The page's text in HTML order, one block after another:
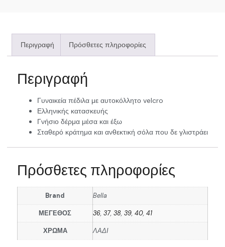
Περιγραφή Πρόσθετες πληροφορίες
Περιγραφή
Γυναικεία πέδιλα με αυτοκόλλητο velcro
Ελληνικής κατασκευής
Γνήσιο δέρμα μέσα και έξω
Σταθερό κράτημα και ανθεκτική σόλα που δε γλιστράει
Πρόσθετες πληροφορίες
Brand Bella
ΜΕΓΕΘΟΣ 36, 37, 38, 39, 40, 41
ΧΡΩΜΑ ΛΑΔΙ